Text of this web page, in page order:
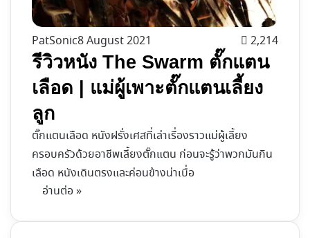
PatSonic8 August 2021 2,214
รีวิวหนัง The Swarm ตั๊กแตน
เลือด | แม่ผู้เพาะตั๊กแตนเลี้ยง
ลูก
ตั๊กแตนเลือด หนังฝรั่งเศสที่เล่าเรื่องราวแม่ผู้เลี้ยง
ครอบครัวด้วยอาชีพเลี้ยงตั๊กแตน ก่อนจะรู้ว่าพวกมันกิน
เลือด หนังเดินตรงและค่อนข้างน่าเบื่อ
อ่านต่อ »